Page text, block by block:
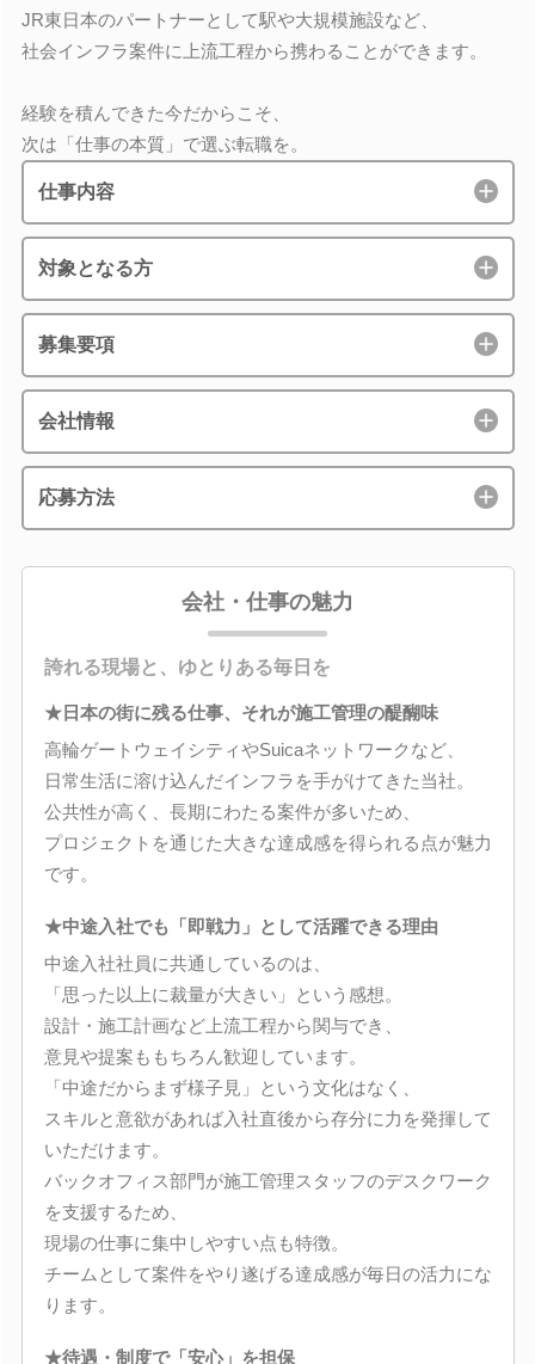
JR東日本のパートナーとして駅や大規模施設など、
社会インフラ案件に上流工程から携わることができます。
経験を積んできた今だからこそ、
次は「仕事の本質」で選ぶ転職を。
仕事内容
対象となる方
募集要項
会社情報
応募方法
会社・仕事の魅力
誇れる現場と、ゆとりある毎日を
★日本の街に残る仕事、それが施工管理の醍醐味
高輪ゲートウェイシティやSuicaネットワークなど、
日常生活に溶け込んだインフラを手がけてきた当社。
公共性が高く、長期にわたる案件が多いため、
プロジェクトを通じた大きな達成感を得られる点が魅力
です。
★中途入社でも「即戦力」として活躍できる理由
中途入社社員に共通しているのは、
「思った以上に裁量が大きい」という感想。
設計・施工計画など上流工程から関与でき、
意見や提案ももちろん歓迎しています。
「中途だからまず様子見」という文化はなく、
スキルと意欲があれば入社直後から存分に力を発揮して
いただけます。
バックオフィス部門が施工管理スタッフのデスクワーク
を支援するため、
現場の仕事に集中しやすい点も特徴。
チームとして案件をやり遂げる達成感が毎日の活力にな
ります。
★待遇・制度で「安心」を担保